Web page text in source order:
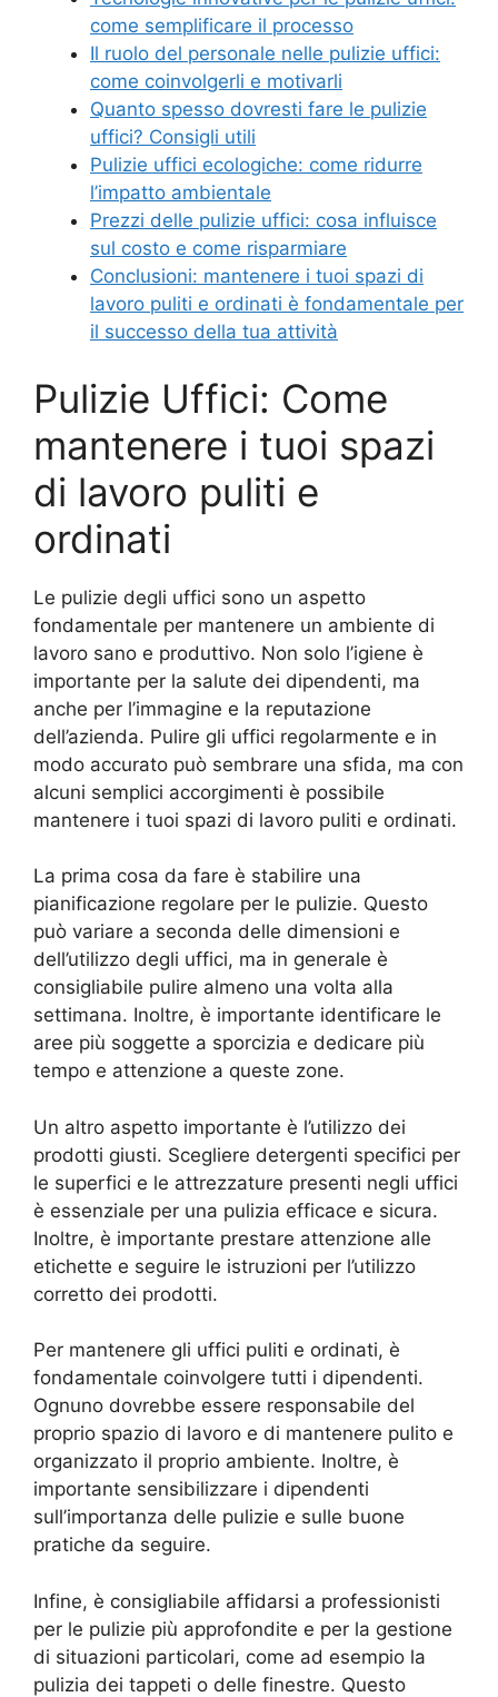
come semplificare il processo
Il ruolo del personale nelle pulizie uffici:
come coinvolgerli e motivarli
Quanto spesso dovresti fare le pulizie
uffici? Consigli utili
Pulizie uffici ecologiche: come ridurre
l’impatto ambientale
Prezzi delle pulizie uffici: cosa influisce
sul costo e come risparmiare
Conclusioni: mantenere i tuoi spazi di
lavoro puliti e ordinati è fondamentale per
il successo della tua attività
Pulizie Uffici: Come
mantenere i tuoi spazi
di lavoro puliti e
ordinati
Le pulizie degli uffici sono un aspetto
fondamentale per mantenere un ambiente di
lavoro sano e produttivo. Non solo l’igiene è
importante per la salute dei dipendenti, ma
anche per l’immagine e la reputazione
dell’azienda. Pulire gli uffici regolarmente e in
modo accurato può sembrare una sfida, ma con
alcuni semplici accorgimenti è possibile
mantenere i tuoi spazi di lavoro puliti e ordinati.
La prima cosa da fare è stabilire una
pianificazione regolare per le pulizie. Questo
può variare a seconda delle dimensioni e
dell’utilizzo degli uffici, ma in generale è
consigliabile pulire almeno una volta alla
settimana. Inoltre, è importante identificare le
aree più soggette a sporcizia e dedicare più
tempo e attenzione a queste zone.
Un altro aspetto importante è l’utilizzo dei
prodotti giusti. Scegliere detergenti specifici per
le superfici e le attrezzature presenti negli uffici
è essenziale per una pulizia efficace e sicura.
Inoltre, è importante prestare attenzione alle
etichette e seguire le istruzioni per l’utilizzo
corretto dei prodotti.
Per mantenere gli uffici puliti e ordinati, è
fondamentale coinvolgere tutti i dipendenti.
Ognuno dovrebbe essere responsabile del
proprio spazio di lavoro e di mantenere pulito e
organizzato il proprio ambiente. Inoltre, è
importante sensibilizzare i dipendenti
sull’importanza delle pulizie e sulle buone
pratiche da seguire.
Infine, è consigliabile affidarsi a professionisti
per le pulizie più approfondite e per la gestione
di situazioni particolari, come ad esempio la
pulizia dei tappeti o delle finestre. Questo